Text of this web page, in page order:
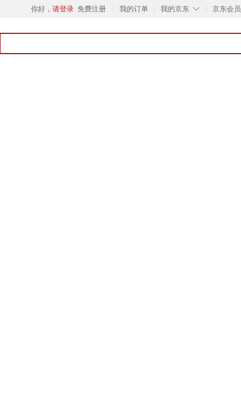
你好， 请登录 免费注册 我的订单 ◇
我的京东 京东会员